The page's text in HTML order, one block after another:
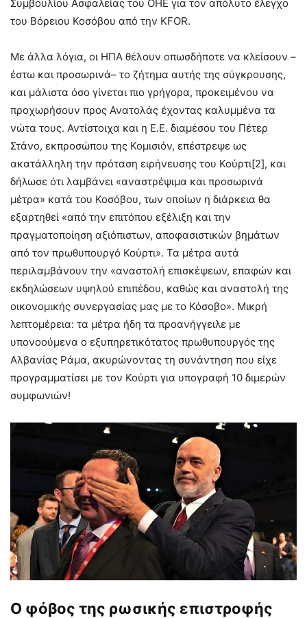
Συμβουλίου Ασφαλείας του ΟΗΕ για τον απόλυτο έλεγχο
του Βόρειου Κοσόβου από την KFOR.
Με άλλα λόγια, οι ΗΠΑ θέλουν οπωσδήποτε να κλείσουν –
έστω και προσωρινά– το ζήτημα αυτής της σύγκρουσης,
και μάλιστα όσο γίνεται πιο γρήγορα, προκειμένου να
προχωρήσουν προς Ανατολάς έχοντας καλυμμένα τα
νώτα τους. Αντίστοιχα και η Ε.Ε. διαμέσου του Πέτερ
Στάνο, εκπροσώπου της Κομισιόν, επέστρεψε ως
ακατάλληλη την πρόταση ειρήνευσης του Κούρτι[2], και
δήλωσε ότι λαμβάνει «αναστρέψιμα και προσωρινά
μέτρα» κατά του Κοσόβου, των οποίων η διάρκεια θα
εξαρτηθεί «από την επιτόπου εξέλιξη και την
πραγματοποίηση αξιόπιστων, αποφασιστικών βημάτων
από τον πρωθυπουργό Κούρτι». Τα μέτρα αυτά
περιλαμβάνουν την «αναστολή επισκέψεων, επαφών και
εκδηλώσεων υψηλού επιπέδου, καθώς και αναστολή της
οικονομικής συνεργασίας μας με το Κόσοβο». Μικρή
λεπτομέρεια: τα μέτρα ήδη τα προανήγγειλε με
υπονοούμενα ο εξυπηρετικότατος πρωθυπουργός της
Αλβανίας Ράμα, ακυρώνοντας τη συνάντηση που είχε
προγραμματίσει με τον Κούρτι για υπογραφή 10 διμερών
συμφωνιών!
Ο φόβος της ρωσικής επιστροφής